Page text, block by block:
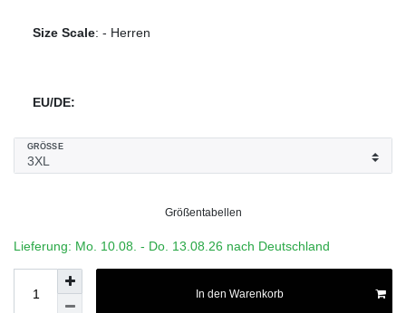
Size Scale: - Herren
EU/DE:
GRÖSSE
Größentabellen
Lieferung: Mo. 10.08. - Do. 13.08.26 nach Deutschland
In den Warenkorb